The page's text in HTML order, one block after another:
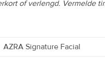
of verlengd. Vermelde
AZRA Signature Facial